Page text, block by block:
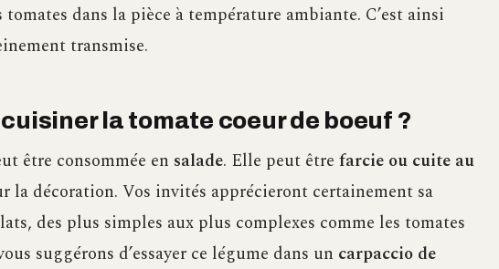
dans la pièce à température ambiante. C’est ainsi
transmise.
la tomate coeur de boeuf ?
être consommée en salade. Elle peut être farcie ou cuite au
la décoration. Vos invités apprécieront certainement sa
des plus simples aux plus complexes comme les tomates
suggérons d’essayer ce légume dans un carpaccio de